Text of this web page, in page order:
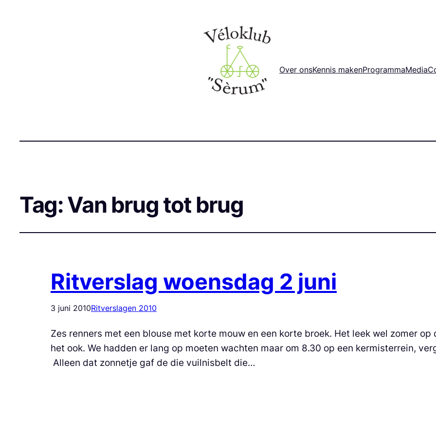
Over onsKennis makenProgrammaMedia
Tag:Van brug tot brug
Ritverslag woensdag 2 juni
3 juni 2010Ritverslagen 2010
Zes renners met een blouse met korte mouw en een korte broek. Het leek wel zomer
het ook. We hadden er lang op moeten wachten maar om 8.30 op een kermisterrein,
Alleen dat zonnetje gaf de die vuilnisbelt die…